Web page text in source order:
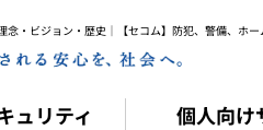
ュリティ 個人向け
・ビジョン・歴史｜【セコム】防犯、警備、ホ